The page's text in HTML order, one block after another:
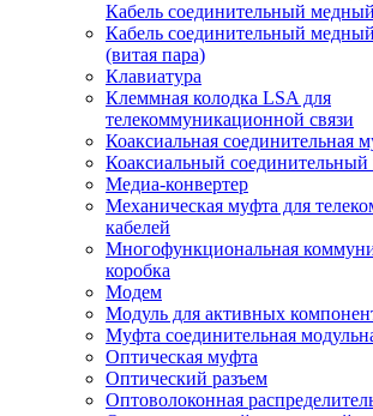
Кабель соединительный
Кабель соединительный
(витая пара)
Клавиатура
Клеммная колодка LSA для
телекоммуникационной связи
Коаксиальная соединительная
Коаксиальный соединительный
Медиа-конвертер
Механическая муфта для
кабелей
Многофункциональная
коробка
Модем
Модуль для активных
Муфта соединительная
Оптическая муфта
Оптический разъем
Оптоволоконная